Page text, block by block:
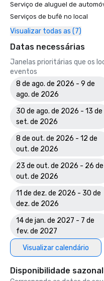
Serviço de aluguel de
Serviços de bufê no local
Visualizar todas as (7)
Datas necessárias
Janelas prioritárias que os
eventos
8 de ago. de 2026 - 9 de
ago. de 2026
30 de ago. de 2026 - 13 de
set. de 2026
8 de out. de 2026 - 12 de
out. de 2026
23 de out. de 2026 - 26 de
out. de 2026
11 de dez. de 2026 - 30 de
dez. de 2026
14 de jan. de 2027 - 7 de
fev. de 2027
Visualizar calendário
Disponibilidade sazonal